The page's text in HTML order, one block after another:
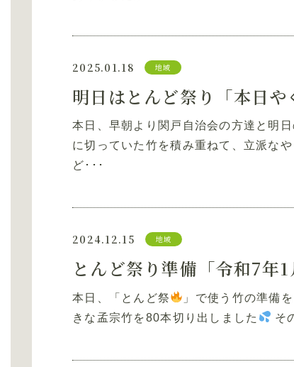
2025.01.18 地域
明日はとんど祭り「本日や
本日、早朝より関戸自治会の方達と明
に切っていた竹を積み重ねて、立派な
ど･･･
2024.12.15 地域
とんど祭り準備「令和7年1
本日、「とんど祭 」で使う竹の準備
きな孟宗竹を80本切り出しました
そ